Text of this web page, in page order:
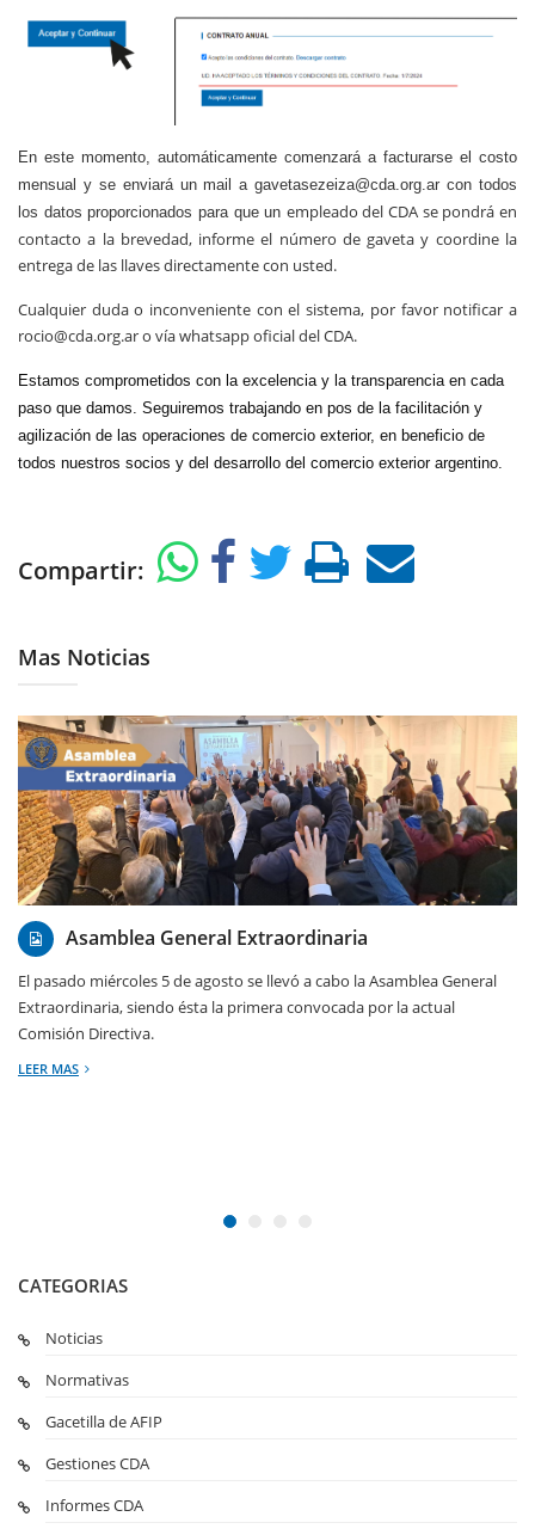
En este momento, automáticamente comenzará a facturarse el costo
mensual y se enviará un mail agavetasezeiza@cda.org.ar con todos
los datos proporcionados para que un empleado del CDA se pondrá en
contacto a la brevedad, informe el número de gaveta y coordine la
entrega de las llaves directamente con usted.
Cualquier duda o inconveniente con el sistema, por favor notificar a
rocio@cda.org.ar o vía whatsapp oficial del CDA.
Estamos comprometidos con la excelencia y la transparencia en cada
paso que damos. Seguiremos trabajando en pos de la facilitación y
agilización de las operaciones de comercio exterior, en beneficio de
todos nuestros socios y del desarrollo del comercio exterior argentino.
Compartir:
Mas Noticias
06/08/2026
Asamblea General Extraordinaria
El pasado miércoles 5 de agosto se llevó a cabo la Asamblea General
Extraordinaria, siendo ésta la primera convocada por la actual
Comisión Directiva.
LEER MAS
CATEGORIAS
Noticias
Normativas
Gacetilla de AFIP
Gestiones CDA
Informes CDA